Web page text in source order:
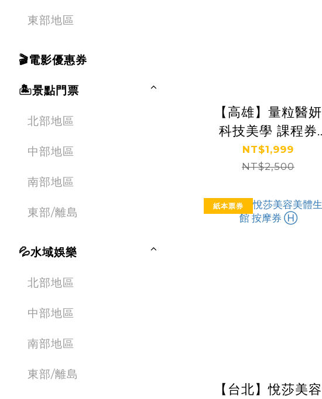
東部地區
🎬電影優惠券
🏝️景點門票
北部地區
中部地區
南部地區
東部/離島
💦水域娛樂
北部地區
中部地區
南部地區
東部/離島
【高雄】量粒醫妍
科技美學 課程券
Ⓣ
NT$1,999
NT$2,500
紙本票券
【台北】悅莎美容